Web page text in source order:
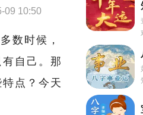
09 10:50
数时候，
自己。那
点？今天